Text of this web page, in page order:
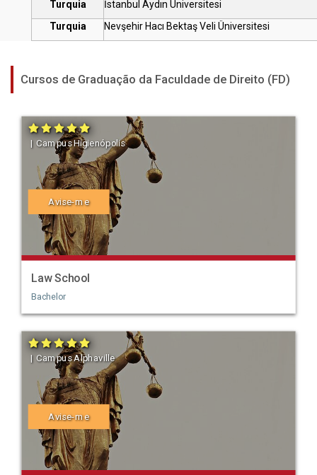
Turquia
İstanbul Aydın Üniversitesi
Turquia
Nevşehir Hacı Bektaş Veli Üniversitesi
Cursos de Graduação da Faculdade de Direito (FD)
| Campus Higienópolis
Avise-me
Law School
Bachelor
| Campus Alphaville
Avise-me